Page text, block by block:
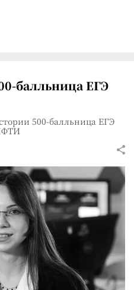
балльница ЕГЭ
500-балльница ЕГЭ